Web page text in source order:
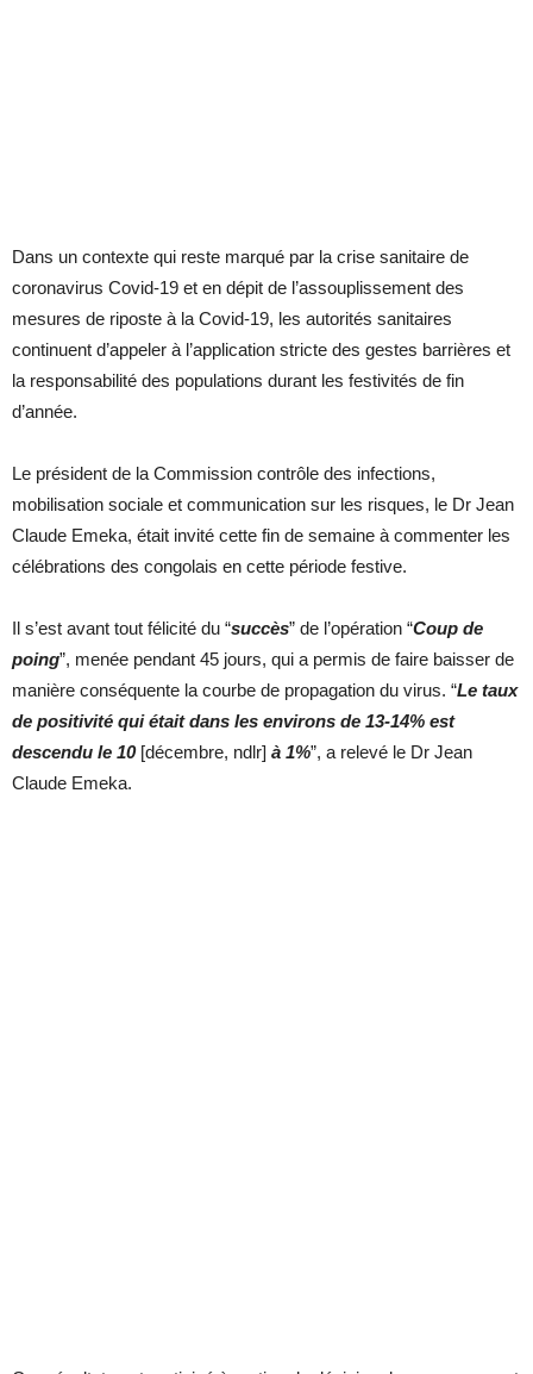
Dans un contexte qui reste marqué par la crise sanitaire de
coronavirus Covid-19 et en dépit de l’assouplissement des
mesures de riposte à la Covid-19, les autorités sanitaires
continuent d’appeler à l’application stricte des gestes barrières et
la responsabilité des populations durant les festivités de fin
d’année.
Le président de la Commission contrôle des infections,
mobilisation sociale et communication sur les risques, le Dr Jean
Claude Emeka, était invité cette fin de semaine à commenter les
célébrations des congolais en cette période festive.
Il s’est avant tout félicité du “succès” de l’opération “Coup de
poing”, menée pendant 45 jours, qui a permis de faire baisser de
manière conséquente la courbe de propagation du virus. “Le taux
de positivité qui était dans les environs de 13-14% est
descendu le 10[décembre, ndlr] à 1%”, a relevé le Dr Jean
Claude Emeka.